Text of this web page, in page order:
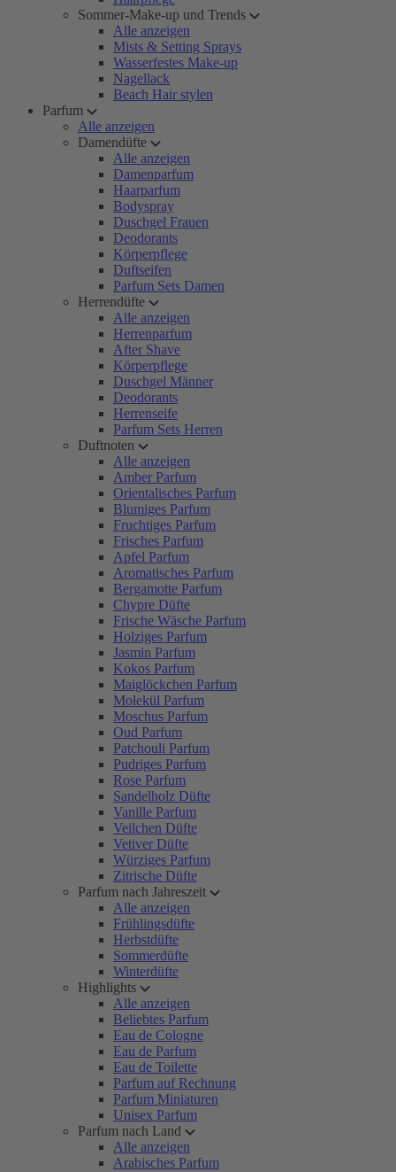
Sommer-Make-up und Trends
Alle anzeigen
Mists & Setting Sprays
Wasserfestes Make-up
Nagellack
Beach Hair stylen
Parfum
Alle anzeigen
Damendüfte
Alle anzeigen
Damenparfum
Haarparfum
Bodyspray
Duschgel Frauen
Deodorants
Körperpflege
Duftseifen
Parfum Sets Damen
Herrendüfte
Alle anzeigen
Herrenparfum
After Shave
Körperpflege
Duschgel Männer
Deodorants
Herrenseife
Parfum Sets Herren
Duftnoten
Alle anzeigen
Amber Parfum
Orientalisches Parfum
Blumiges Parfum
Fruchtiges Parfum
Frisches Parfum
Apfel Parfum
Aromatisches Parfum
Bergamotte Parfum
Chypre Düfte
Frische Wäsche Parfum
Holziges Parfum
Jasmin Parfum
Kokos Parfum
Maiglöckchen Parfum
Molekül Parfum
Moschus Parfum
Oud Parfum
Patchouli Parfum
Pudriges Parfum
Rose Parfum
Sandelholz Düfte
Vanille Parfum
Veilchen Düfte
Vetiver Düfte
Würziges Parfum
Zitrische Düfte
Parfum nach Jahreszeit
Alle anzeigen
Frühlingsdüfte
Herbstdüfte
Sommerdüfte
Winterdüfte
Highlights
Alle anzeigen
Beliebtes Parfum
Eau de Cologne
Eau de Parfum
Eau de Toilette
Parfum auf Rechnung
Parfum Miniaturen
Unisex Parfum
Parfum nach Land
Alle anzeigen
Arabisches Parfum